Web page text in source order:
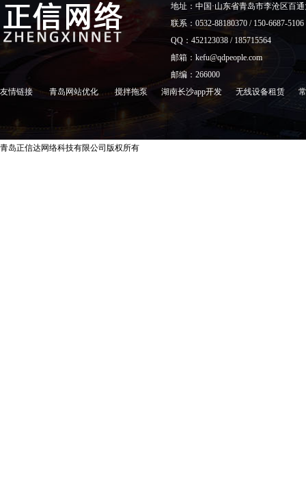
地址：中国·山东省青岛市李沧区百
联系：0532-88180370 / 150-6687-5106
QQ：452123038 / 185715564
邮箱：kefu@qdpeople.com
邮编：266000
友情链接
青岛网站优化 搅拌拖泵 湖南长沙app开发 无线设备租赁
青岛正信达网络科技有限公司版权所有